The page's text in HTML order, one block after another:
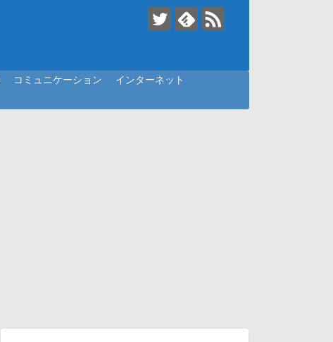
コミュニケーション
インターネット